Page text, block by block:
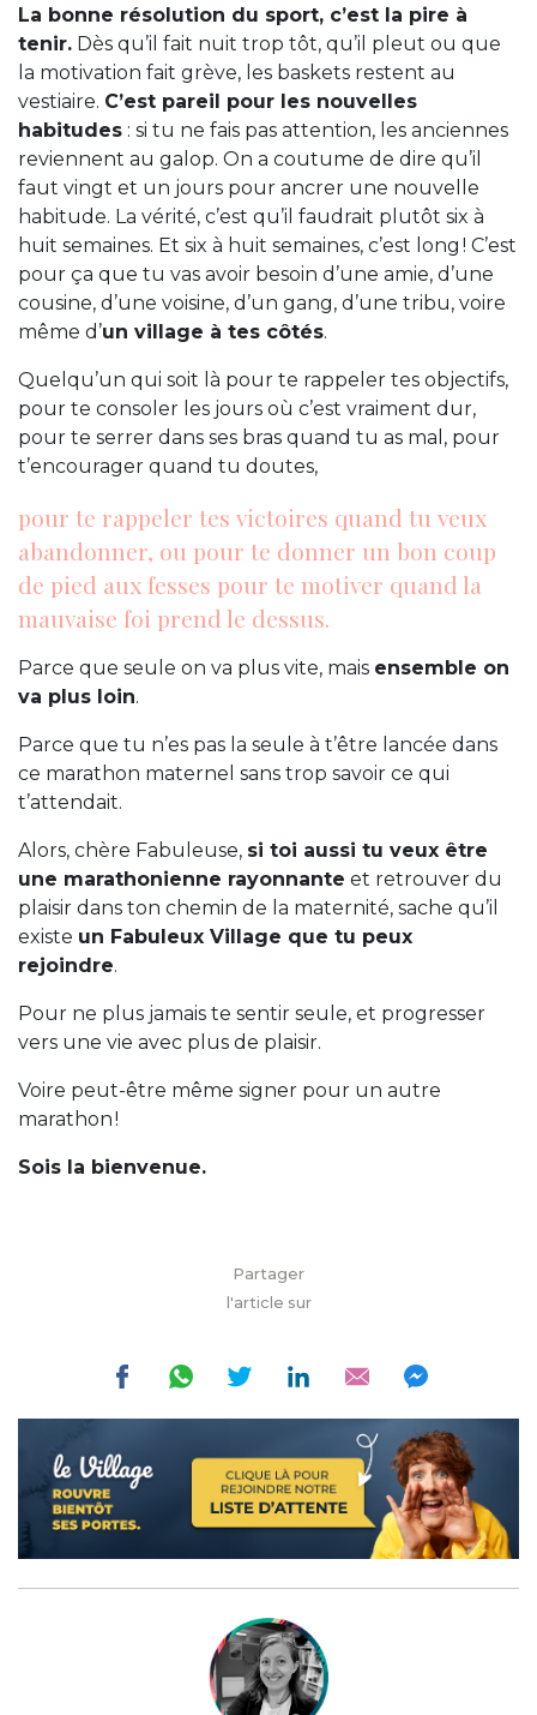
La bonne résolution du sport, c’est la pire à
tenir. Dès qu’il fait nuit trop tôt, qu’il pleut ou que
la motivation fait grève, les baskets restent au
vestiaire. C’est pareil pour les nouvelles
habitudes : si tu ne fais pas attention, les anciennes
reviennent au galop. On a coutume de dire qu’il
faut vingt et un jours pour ancrer une nouvelle
habitude. La vérité, c’est qu’il faudrait plutôt six à
huit semaines. Et six à huit semaines, c’est long ! C’est
pour ça que tu vas avoir besoin d’une amie, d’une
cousine, d’une voisine, d’un gang, d’une tribu, voire
même d’un village à tes côtés.
Quelqu’un qui soit là pour te rappeler tes objectifs,
pour te consoler les jours où c’est vraiment dur,
pour te serrer dans ses bras quand tu as mal, pour
t’encourager quand tu doutes,
pour te rappeler tes victoires quand tu veux
abandonner, ou pour te donner un bon coup
de pied aux fesses pour te motiver quand la
mauvaise foi prend le dessus.
Parce que seule on va plus vite, mais ensemble on
va plus loin.
Parce que tu n’es pas la seule à t’être lancée dans
ce marathon maternel sans trop savoir ce qui
t’attendait.
Alors, chère Fabuleuse, si toi aussi tu veux être
une marathonienne rayonnante et retrouver du
plaisir dans ton chemin de la maternité, sache qu’il
existe un Fabuleux Village que tu peux
rejoindre.
Pour ne plus jamais te sentir seule, et progresser
vers une vie avec plus de plaisir.
Voire peut-être même signer pour un autre
marathon !
Sois la bienvenue.
Partager
l'article sur